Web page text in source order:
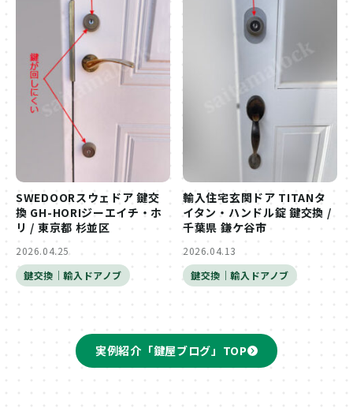
SWEDOORスウェドア 鍵交
換 GH-HORIジーエイチ・ホ
リ / 東京都 杉並区
2026.04.25
鍵交換｜輸入ドアノブ
輸入住宅玄関ドア TITANタ
イタン・ハンドル錠 鍵交換 /
千葉県 鎌ケ谷市
2026.04.13
鍵交換｜輸入ドアノブ
実例紹介「鍵屋ブログ」TOP